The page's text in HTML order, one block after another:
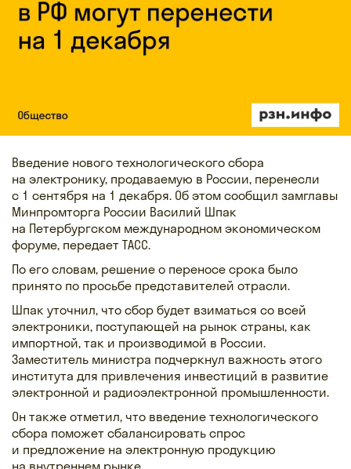
Введение нового технологического сбора
на электронику, продаваемую в России, перенесли
с 1 сентября на 1 декабря. Об этом сообщил замглавы
Минпромторга России Василий Шпак
на Петербургском международном экономическом
форуме, передает ТАСС.
По его словам, решение о переносе срока было
принято по просьбе представителей отрасли.
Шпак уточнил, что сбор будет взиматься со всей
электроники, поступающей на рынок страны, как
импортной, так и производимой в России.
Заместитель министра подчеркнул важность этого
института для привлечения инвестиций в развитие
электронной и радиоэлектронной промышленности.
Он также отметил, что введение технологического
сбора поможет сбалансировать спрос
и предложение на электронную продукцию
на внутреннем рынке.